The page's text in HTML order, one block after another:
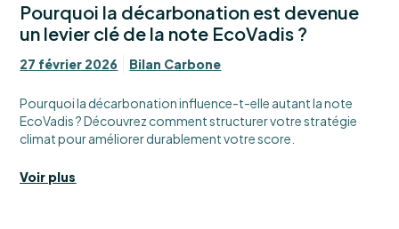
Pourquoi la décarbonation est devenue
un levier clé de la note EcoVadis ?
27 février 2026 Bilan Carbone
Pourquoi la décarbonation influence-t-elle autant la note
EcoVadis ? Découvrez comment structurer votre stratégie
climat pour améliorer durablement votre score.
Voir plus